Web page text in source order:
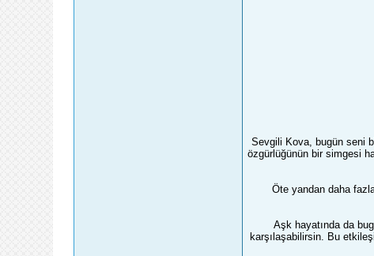
Sevgili Kova, bugün seni
özgürlüğünün bir simgesi
Öte yandan daha
Aşk hayatında da
karşılaşabilirsin. Bu